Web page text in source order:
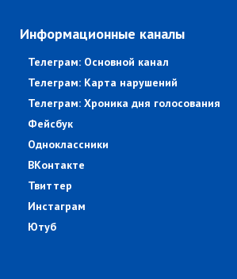
Информационные каналы
Телеграм: Основной канал
Телеграм: Карта нарушений
Телеграм: Хроника дня голосования
Фейсбук
Одноклассники
ВКонтакте
Твиттер
Инстаграм
Ютуб